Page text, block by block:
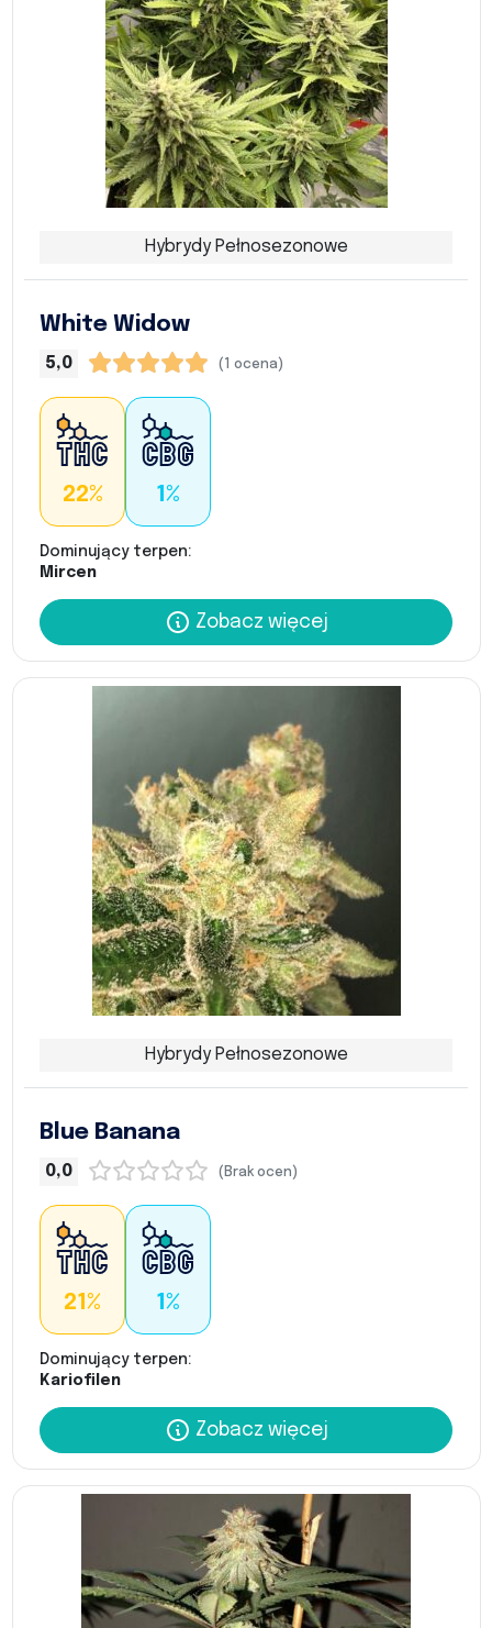
Hybrydy Pełnosezonowe
White Widow
5,0 (1 ocena)
22% 1%
Dominujący terpen:
Mircen
Zobacz więcej
Hybrydy Pełnosezonowe
Blue Banana
0,0 (Brak ocen)
21% 1%
Dominujący terpen:
Kariofilen
Zobacz więcej